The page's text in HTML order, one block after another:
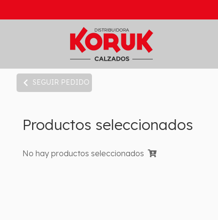
chevron_left SEGUIR PEDIDO
Productos seleccionados
No hay productos seleccionados